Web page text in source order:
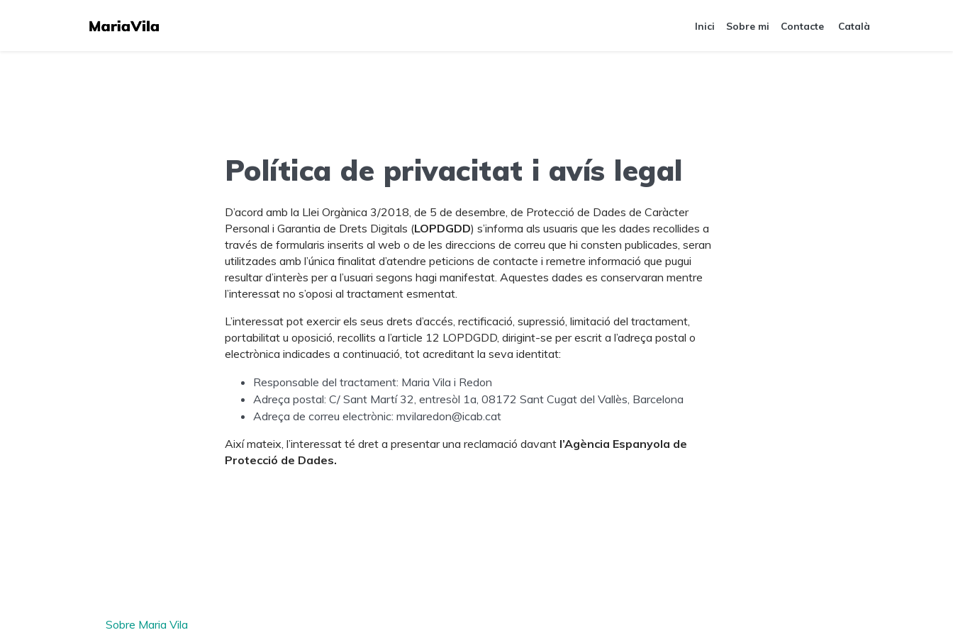
Inici Sobre mi Contacte Català
Política de privacitat i avís legal
D’acord amb la Llei Orgànica 3/2018, de 5 de desembre, de Protecció de Dades de Caràcter
Personal i Garantia de Drets Digitals (LOPDGDD) s’informa als usuaris que les dades recollides a
través de formularis inserits al web o de les direccions de correu que hi consten publicades, seran
utilitzades amb l’única finalitat d’atendre peticions de contacte i remetre informació que pugui
resultar d’interès per a l’usuari segons hagi manifestat. Aquestes dades es conservaran mentre
l’interessat no s’oposi al tractament esmentat.
L’interessat pot exercir els seus drets d’accés, rectificació, supressió, limitació del tractament,
portabilitat u oposició, recollits a l’article 12 LOPDGDD, dirigint-se per escrit a l’adreça postal o
electrònica indicades a continuació, tot acreditant la seva identitat:
Responsable del tractament: Maria Vila i Redon
Adreça postal: C/ Sant Martí 32, entresòl 1a, 08172 Sant Cugat del Vallès, Barcelona
Adreça de correu electrònic: mvilaredon@icab.cat
Així mateix, l’interessat té dret a presentar una reclamació davant l’Agència Espanyola de
Protecció de Dades.
Sobre Maria Vila